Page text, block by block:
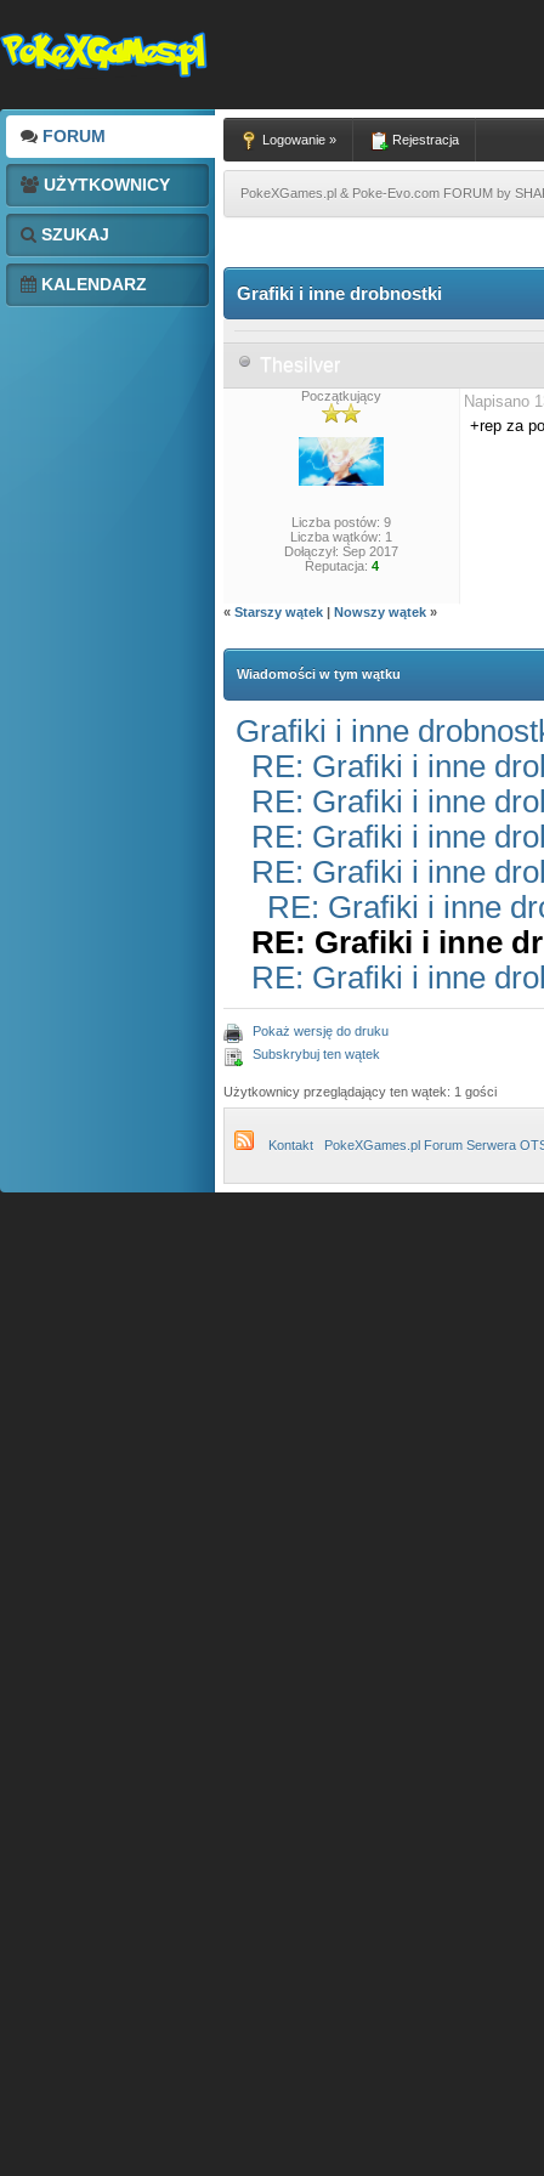
FORUM
UŻYTKOWNICY
SZUKAJ
KALENDARZ
Logowanie » Rejestracja
PokeXGames.pl & Poke-Evo.com FORUM by
Grafiki i inne drobnostki
Thesilver
Początkujący
Liczba postów: 9
Liczba wątków: 1
Dołączył: Sep 2017
Reputacja: 4
Napisano
+rep za
« Starszy wątek | Nowszy wątek »
Wiadomości w tym wątku
Grafiki i inne
RE: Grafiki i inne
RE: Grafiki i inne
RE: Grafiki i inne
RE: Grafiki i inne
RE: Grafiki i inne
RE: Grafiki i inne
RE: Grafiki i inne
Pokaż wersję do druku
Subskrybuj ten wątek
Użytkownicy przeglądający ten wątek: 1 gości
Kontakt PokeXGames.pl Forum Serwera